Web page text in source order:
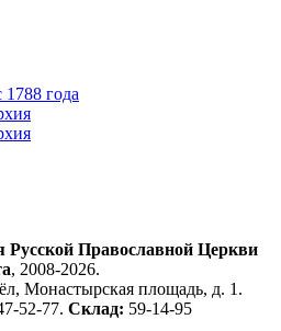
года
Православной Церкви
, 2008-2026.
Монастырская площадь, д. 1.
52-77. Склад: 59-14-95